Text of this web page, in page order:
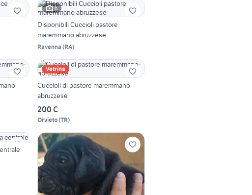
6
Disponibili Cuccioli pastore
maremmano abruzzese
Ravenna (RA)
Vetrina
Cuccioli di pastore maremmano-
abruzzese
200 €
Orvieto(TR)